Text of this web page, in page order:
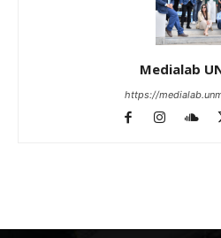
Medialab
https://